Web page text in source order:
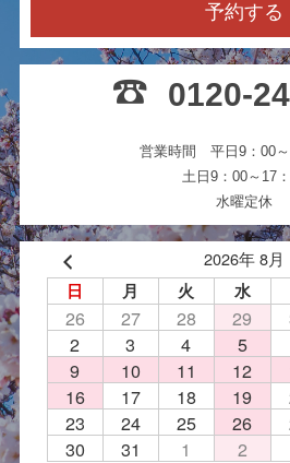
予約する
0120-
営業時間 平日9：00
土日9：00～17
水曜定休
2026年 8月
日 月 火 水
26 27 28 29
2
3 4 5
9 10 11 12
16
17 18 19
23
24 25 26
30
31 1 2